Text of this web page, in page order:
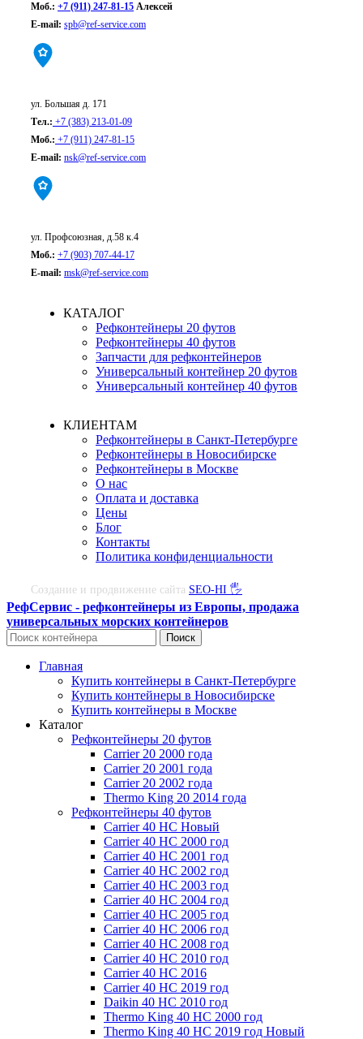
Моб.: +7 (911) 247-81-15 Алексей
E-mail: spb@ref-service.com
ул. Большая д. 171
Тел.: +7 (383) 213-01-09
Моб.: +7 (911) 247-81-15
E-mail: nsk@ref-service.com
ул. Профсоюзная, д.58 к.4
Моб.: +7 (903) 707-44-17
E-mail: msk@ref-service.com
КАТАЛОГ
Рефконтейнеры 20 футов
Рефконтейнеры 40 футов
Запчасти для рефконтейнеров
Универсальный контейнер 20 футов
Универсальный контейнер 40 футов
КЛИЕНТАМ
Рефконтейнеры в Санкт-Петербурге
Рефконтейнеры в Новосибирске
Рефконтейнеры в Москве
О нас
Оплата и доставка
Цены
Блог
Контакты
Политика конфиденциальности
Создание и продвижение сайта SEO-HI 🖐
РефСервис - рефконтейнеры из Европы, продажа
универсальных морских контейнеров
Поиск
Главная
Купить контейнеры в Санкт-Петербурге
Купить контейнеры в Новосибирске
Купить контейнеры в Москве
Каталог
Рефконтейнеры 20 футов
Carrier 20 2000 года
Carrier 20 2001 года
Carrier 20 2002 года
Thermo King 20 2014 года
Рефконтейнеры 40 футов
Carrier 40 HC Новый
Carrier 40 HC 2000 год
Carrier 40 HC 2001 год
Carrier 40 HC 2002 год
Carrier 40 HC 2003 год
Carrier 40 HC 2004 год
Carrier 40 HC 2005 год
Carrier 40 HC 2006 год
Carrier 40 HC 2008 год
Carrier 40 HC 2010 год
Carrier 40 HC 2016
Carrier 40 HC 2019 год
Daikin 40 HC 2010 год
Thermo King 40 HC 2000 год
Thermo King 40 HC 2019 год Новый